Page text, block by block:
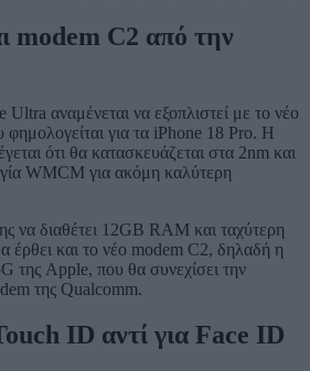
modem C2 από την
αναμένεται να εξοπλιστεί με το νέο
φημολογείται για τα iPhone 18 Pro. Η
ότι θα κατασκευάζεται στα 2nm και
WMCM για ακόμη καλύτερη
να διαθέτει 12GB RAM και ταχύτερη
και το νέο modem C2, δηλαδή η
της Apple, που θα συνεχίσει την
της Qualcomm.
ID αντί για Face ID